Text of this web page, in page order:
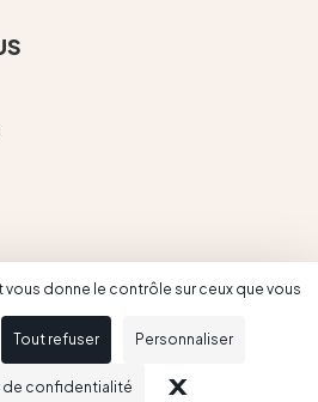
donne le contrôle sur ceux que vous
Tout refuser Personnaliser
de confidentialité XMASQUER
légales
& réalisation : Propulse